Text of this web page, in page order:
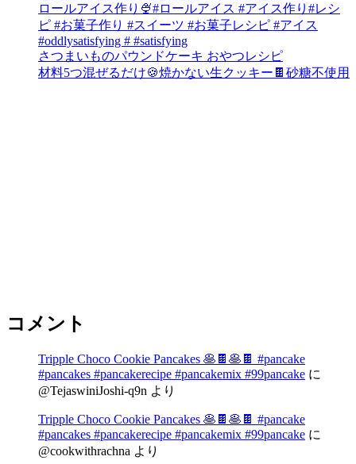
ロールアイス作り🍨#ロールアイス #アイス作り#レシ
ピ #お菓子作り #スイーツ #お菓子レシピ #アイス
#oddlysatisfying # #satisfying⁠
さつまいものパウンドケーキ おやつレシピ
材料5つ混ぜるだけ🍪焼かない生クッキー🍫砂糖不使用
コメント
Tripple Choco Cookie Pancakes 🥞🍫🥞🍫 #pancake
#pancakes #pancakerecipe #pancakemix #99pancake に
@TejaswiniJoshi-q9n より
Tripple Choco Cookie Pancakes 🥞🍫🥞🍫 #pancake
#pancakes #pancakerecipe #pancakemix #99pancake に
@cookwithrachna より